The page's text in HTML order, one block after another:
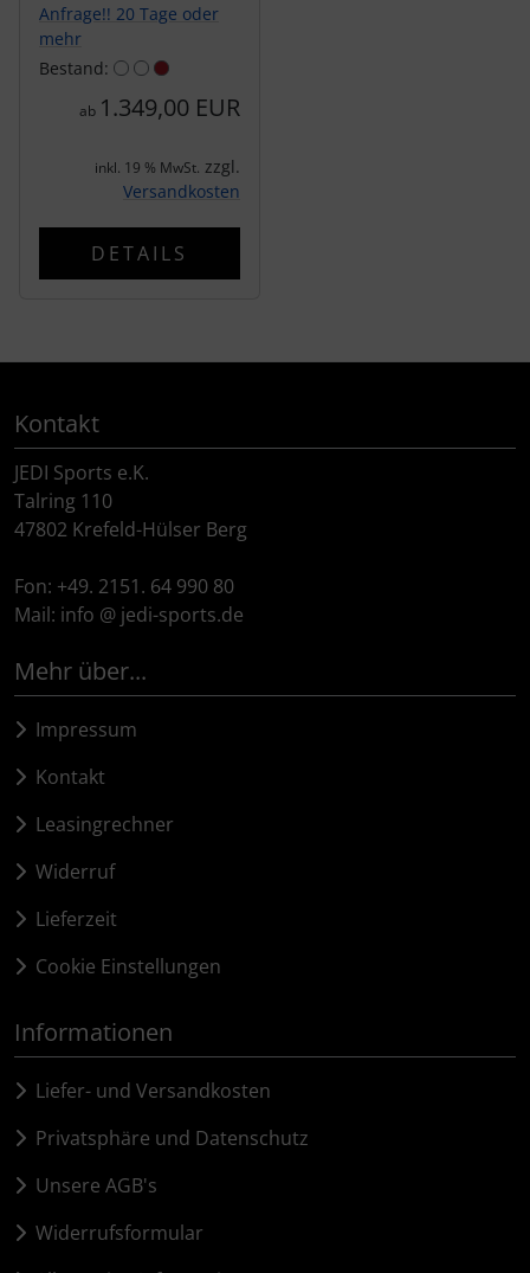
Anfrage!! 20 Tage oder
mehr
Bestand:
ab 1.349,00 EUR
inkl. 19 % MwSt. zzgl.
Versandkosten
DETAILS
Kontakt
JEDI Sports e.K.
Talring 110
47802 Krefeld-Hülser Berg
Fon: +49. 2151. 64 990 80
Mail: info @ jedi-sports.de
Mehr über...
Impressum
Kontakt
Leasingrechner
Widerruf
Lieferzeit
Cookie Einstellungen
Informationen
Liefer- und Versandkosten
Privatsphäre und Datenschutz
Unsere AGB's
Widerrufsformular
tubolito
WOLFPACK
ZIPP